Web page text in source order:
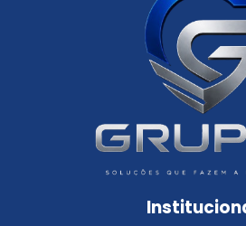
Empresa de Limpeza e Portaria
Empresas de Limpeza de
Empresas de Monitoramento Cftv
Facility Terceirização
Instalação
Instalação de Cercas Elétricas
Monitoramento de Alarme 24 Horas
Portaria e Limpeza
Portaria
Portaria Remota
Reconhecimento Facial em